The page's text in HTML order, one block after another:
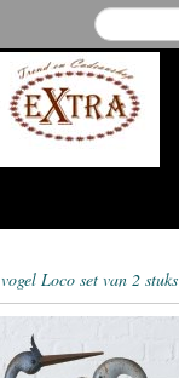
vogel Loco set van 2 stuks